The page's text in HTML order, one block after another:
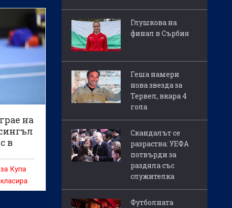
на
в
Купа
на
Глушкова на
финал в Сърбия
Геша намери
нова звезда за
Тервел, вкара 4
гола
Скандалът се
разраства: УЕФА
потвърди за
раздяла със
служителка
Футболната